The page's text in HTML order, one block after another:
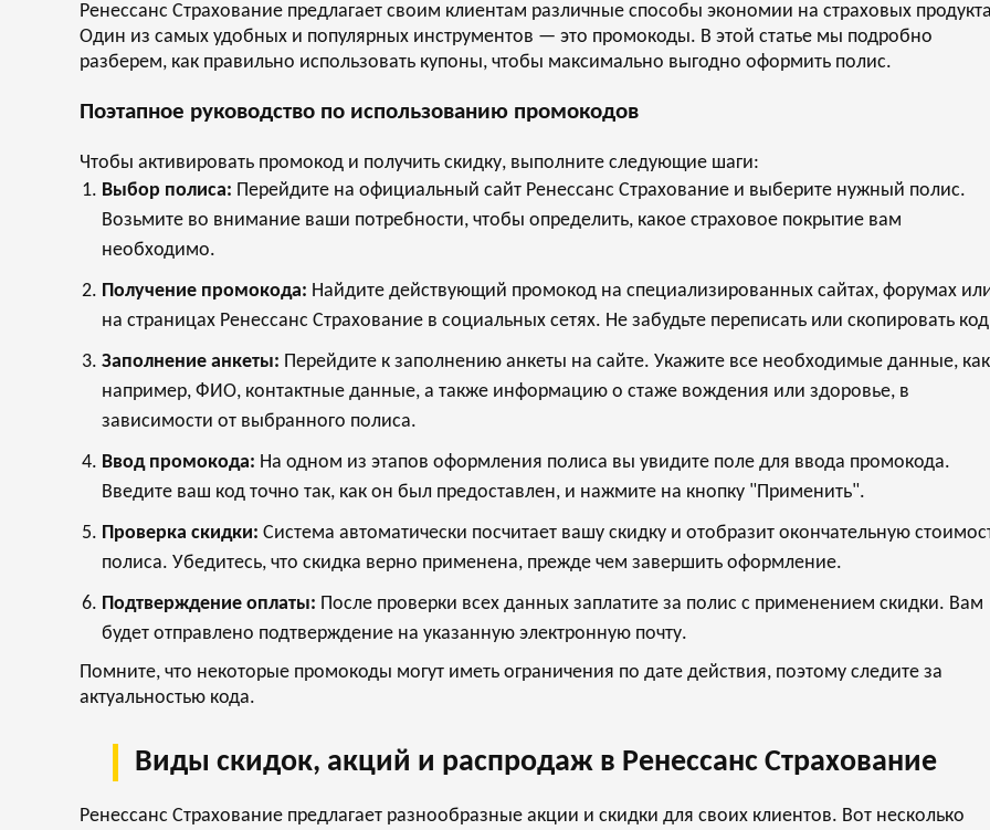
Ренессанс Страхование предлагает своим клиентам различные способы экономии на страховых
Один из самых удобных и популярных инструментов — это промокоды. В этой статье мы подробно
разберем, как правильно использовать купоны, чтобы максимально выгодно оформить полис.
Поэтапное руководство по использованию промокодов
Чтобы активировать промокод и получить скидку, выполните следующие шаги:
Выбор полиса: Перейдите на официальный сайт Ренессанс Страхование и выберите нужный полис.
Возьмите во внимание ваши потребности, чтобы определить, какое страховое покрытие вам
необходимо.
Получение промокода: Найдите действующий промокод на специализированных сайтах, форумах
на страницах Ренессанс Страхование в социальных сетях. Не забудьте переписать или скопировать
Заполнение анкеты: Перейдите к заполнению анкеты на сайте. Укажите все необходимые данные, как
например, ФИО, контактные данные, а также информацию о стаже вождения или здоровье, в
зависимости от выбранного полиса.
Ввод промокода: На одном из этапов оформления полиса вы увидите поле для ввода промокода.
Введите ваш код точно так, как он был предоставлен, и нажмите на кнопку "Применить".
Проверка скидки: Система автоматически посчитает вашу скидку и отобразит окончательную
полиса. Убедитесь, что скидка верно применена, прежде чем завершить оформление.
Подтверждение оплаты: После проверки всех данных заплатите за полис с применением скидки. Вам
будет отправлено подтверждение на указанную электронную почту.
Помните, что некоторые промокоды могут иметь ограничения по дате действия, поэтому следите за
актуальностью кода.
Виды скидок, акций и распродаж в Ренессанс Страхование
Ренессанс Страхование предлагает разнообразные акции и скидки для своих клиентов. Вот несколько